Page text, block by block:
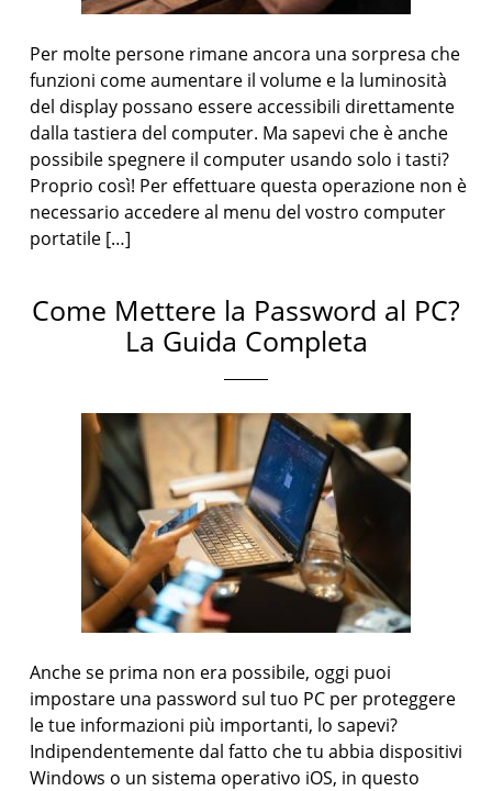
Per molte persone rimane ancora una sorpresa che
funzioni come aumentare il volume e la luminosità
del display possano essere accessibili direttamente
dalla tastiera del computer. Ma sapevi che è anche
possibile spegnere il computer usando solo i tasti?
Proprio così! Per effettuare questa operazione non è
necessario accedere al menu del vostro computer
portatile […]
Come Mettere la Password al PC?
La Guida Completa
Anche se prima non era possibile, oggi puoi
impostare una password sul tuo PC per proteggere
le tue informazioni più importanti, lo sapevi?
Indipendentemente dal fatto che tu abbia dispositivi
Windows o un sistema operativo iOS, in questo